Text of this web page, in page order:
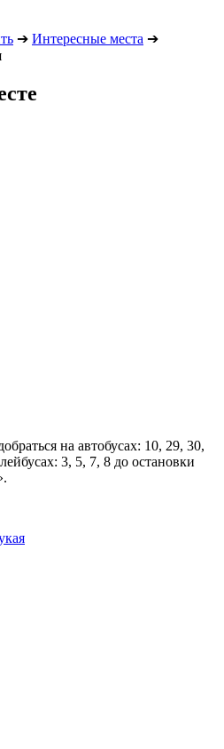
➔ Интересные места ➔
на автобусах: 10, 29, 30,
3, 5, 7, 8 до остановки